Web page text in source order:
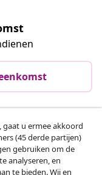
gaat u ermee akkoord
(45 derde partijen)
gebruiken om de
analyseren, en
te bieden. Wij en